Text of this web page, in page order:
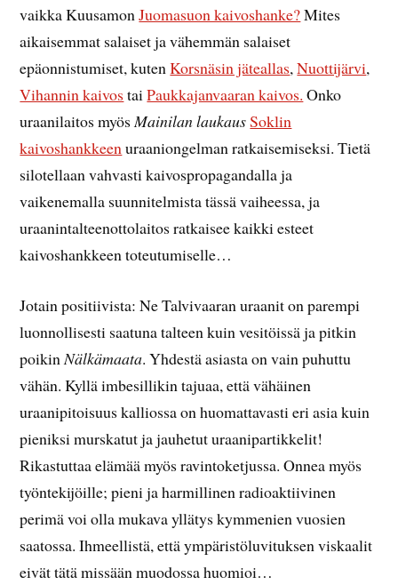
vaikka KuusamonJuomasuon kaivoshanke?Mites
aikaisemmat salaiset ja vähemmän salaiset
epäonnistumiset, kutenKorsnäsin jäteallas,Nuottijärvi,
Vihannin kaivos taiPaukkajanvaaran kaivos. Onko
uraanilaitos myösMainilan laukausSoklin
kaivoshankkeenuraaniongelman ratkaisemiseksi. Tietä
silotellaan vahvasti kaivospropagandalla ja
vaikenemalla suunnitelmista tässä vaiheessa, ja
uraanintalteenottolaitos ratkaisee kaikki esteet
kaivoshankkeen toteutumiselle…
Jotain positiivista: Ne Talvivaaran uraanit on parempi
luonnollisesti saatuna talteen kuin vesitöissä ja pitkin
poikin Nälkämaata. Yhdestä asiasta on vain puhuttu
vähän. Kyllä imbesillikin tajuaa, että vähäinen
uraanipitoisuus kalliossa on huomattavasti eri asia kuin
pieniksi murskatut ja jauhetut uraanipartikkelit!
Rikastuttaa elämää myös ravintoketjussa. Onnea myös
työntekijöille; pieni ja harmillinen radioaktiivinen
perimä voi olla mukava yllätys kymmenien vuosien
saatossa. Ihmeellistä, että ympäristöluvituksen viskaalit
eivät tätä missään muodossa huomioi…